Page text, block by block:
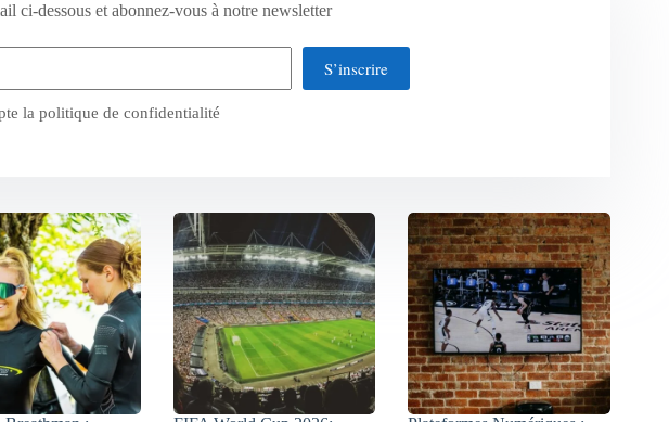
ci-dessous et abonnez-vous à notre newsletter
S’inscrire
la politique de confidentialité